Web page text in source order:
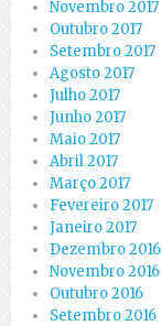
Novembro 2017
Outubro 2017
Setembro 2017
Agosto 2017
Julho 2017
Junho 2017
Maio 2017
Abril 2017
Março 2017
Fevereiro 2017
Janeiro 2017
Dezembro 2016
Novembro 2016
Outubro 2016
Setembro 2016